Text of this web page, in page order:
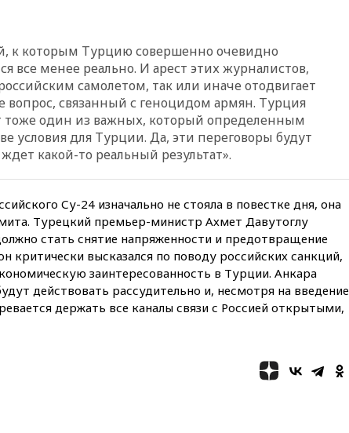
был украинским
вчера, 19:29ОАЭ обвинили
Иран в атаке на судно
нефтяной компании ADNOC в
Ормузе
вчера, 18:56«Газпром»: объем
газа в европейских подземных
вчера, 18:25ТАСС: Уиткофф и
Кушнер могут вскоре посетить
Москву и Киев
вчера, 17:43 «Тиса» выдвинула
экс-председателя Верховного
суда на пост президента
Венгрии
Беспилотник
к которым Турцию совершенно очевидно
все менее реально. И арест этих журналистов,
самолетом, так или иначе отодвигает
вопрос, связанный с геноцидом армян. Турция
тоже один из важных, который определенным
условия для Турции. Да, эти переговоры будут
какой-то реальный результат».
Су-24 изначально не стояла в повестке дня, она
Турецкий премьер-министр Ахмет Давутоглу
стать снятие напряженности и предотвращение
критически высказался по поводу российских санкций,
заинтересованность в Турции. Анкара
действовать рассудительно и, несмотря на введение
держать все каналы связи с Россией открытыми,